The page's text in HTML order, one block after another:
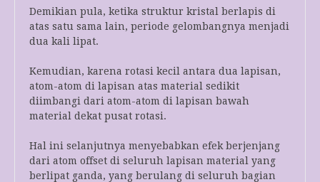
Demikian pula, ketika struktur kristal berlapis di
atas satu sama lain, periode gelombangnya menjadi
dua kali lipat.
Kemudian, karena rotasi kecil antara dua lapisan,
atom-atom di lapisan atas material sedikit
diimbangi dari atom-atom di lapisan bawah
material dekat pusat rotasi.
Hal ini selanjutnya menyebabkan efek berjenjang
dari atom offset di seluruh lapisan material yang
berlipat ganda, yang berulang di seluruh bagian